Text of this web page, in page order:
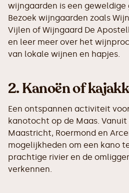
wijngaarden is een
Bezoek wijngaarden zoals
Vijlen of Wijngaard De
en leer meer over het
van lokale wijnen en hapjes.
2.Kanoën of
Een ontspannen activiteit
kanotocht op de Maas.
Maastricht, Roermond en
mogelijkheden om een kano
prachtige rivier en de
verkennen.